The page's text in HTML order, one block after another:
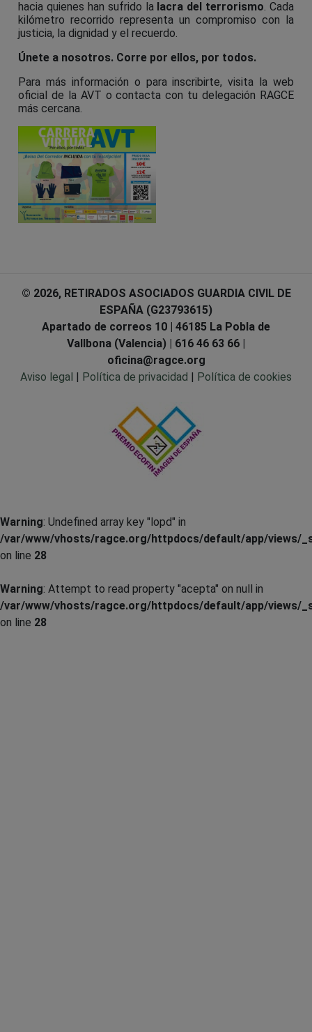
hacia quienes han sufrido la lacra del terrorismo . Cada
kilómetro recorrido representa un compromiso con la
justicia, la dignidad y el recuerdo.
Únete a nosotros. Corre por ellos, por todos.
Para más información o para inscribirte, visita la web
oficial de la AVT o contacta con tu delegación RAGCE
más cercana.
© 2026, RETIRADOS ASOCIADOS GUARDIA CIVIL DE
ESPAÑA (G23793615)
Apartado de correos 10 | 46185 La Pobla de
Vallbona (Valencia) | 616 46 63 66 |
oficina@ragce.org
Aviso legal
Política de privacidad Política de cookies
Warning: Undefined array key "lopd" in
/var/www/vhosts/ragce.org/httpdocs/default/app/views/
on line 28
Warning: Attempt to read property "acepta" on null in
/var/www/vhosts/ragce.org/httpdocs/default/app/views/
on line 28